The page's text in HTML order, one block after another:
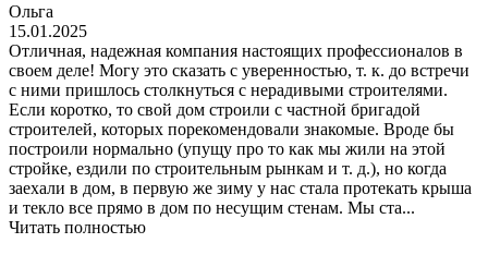
Ольга
15.01.2025
Отличная, надежная компания настоящих профессионалов в
своем деле! Могу это сказать с уверенностью, т. к. до встречи
с ними пришлось столкнуться с нерадивыми строителями.
Если коротко, то свой дом строили с частной бригадой
строителей, которых порекомендовали знакомые. Вроде бы
построили нормально (упущу про то как мы жили на этой
стройке, ездили по строительным рынкам и т. д.), но когда
заехали в дом, в первую же зиму у нас стала протекать крыша
и текло все прямо в дом по несущим стенам. Мы ста...
Читать полностью